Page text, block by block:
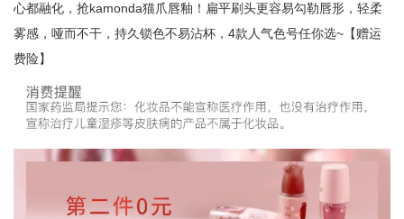
心都融化，抢kamonda猫爪唇釉！扁平刷头更容易勾勒唇形，轻柔
雾感，哑而不干，持久锁色不易沾杯，4款人气色号任你选~【赠运
费险】